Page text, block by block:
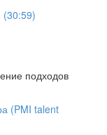
(30:59)
подходов
(PMI talent